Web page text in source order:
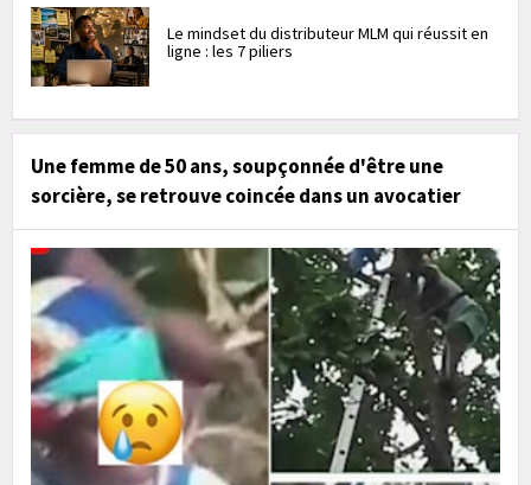
Le mindset du distributeur MLM qui réussit en
ligne : les 7 piliers
Une femme de 50 ans, soupçonnée d'être une
sorcière, se retrouve coincée dans un avocatier